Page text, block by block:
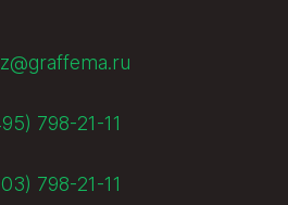
798-21-11
798-21-11